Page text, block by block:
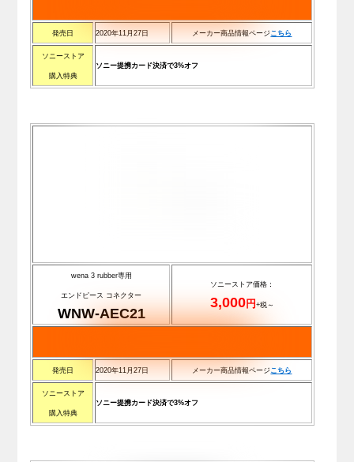
発売日 2020年11月27日 メーカー商品情報ページこちら
ソニーストア
購入特典
ソニー提携カード決済で3%オフ
wena 3 rubber専用
エンドピース コネクター
WNW-AEC21
ソニーストア価格：
3,000円 +税～
発売日 2020年11月27日 メーカー商品情報ページこちら
ソニーストア
購入特典
ソニー提携カード決済で3%オフ